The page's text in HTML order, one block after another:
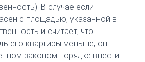
В случае если
с площадью, указанной в
и считает, что
его квартиры меньше, он
законом порядке внести